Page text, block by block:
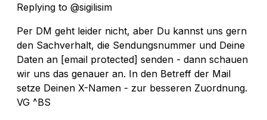
Replying to @sigilisim
Per DM geht leider nicht, aber Du kannst uns gern
den Sachverhalt, die Sendungsnummer und Deine
Daten an [email protected] senden - dann schauen
wir uns das genauer an. In den Betreff der Mail
setze Deinen X-Namen - zur besseren Zuordnung.
VG ^BS